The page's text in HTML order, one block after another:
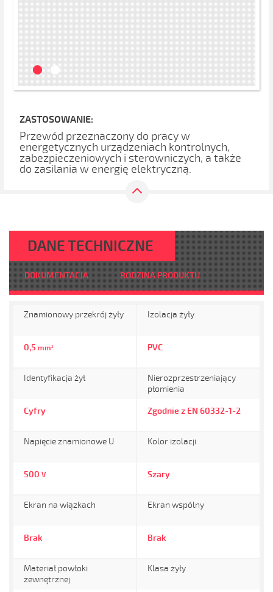
ZASTOSOWANIE:
Przewód przeznaczony do pracy w
energetycznych urządzeniach kontrolnych,
zabezpieczeniowych i sterowniczych, a także
do zasilania w energię elektryczną.
DANE TECHNICZNE
DOKUMENTACJA RODZINA PRODUKTU
Znamionowy przekrój żyły
0,5 mm²
Izolacja żyły
PVC
Identyfikacja żył
Cyfry
Nierozprzestrzeniający
płomienia
Zgodnie z EN 60332-1-2
Napięcie znamionowe U
500 V
Kolor izolacji
Szary
Ekran na wiązkach
Brak
Ekran wspólny
Brak
Materiał powłoki
zewnętrznej
Klasa żyły